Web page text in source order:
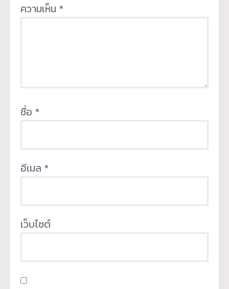
ความเห็น *
ชื่อ *
อีเมล *
เว็บไซต์